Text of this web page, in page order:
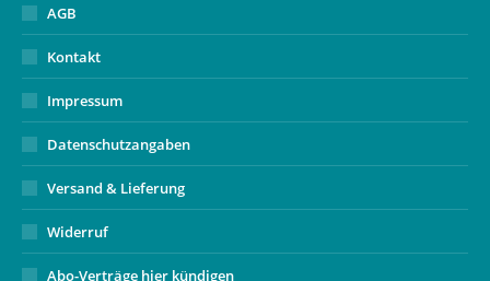
AGB
Kontakt
Impressum
Datenschutzangaben
Versand & Lieferung
Widerruf
Abo-Verträge hier kündigen